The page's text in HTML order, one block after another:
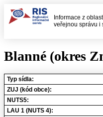
Informace z
veřejnou správu i
Blanné (okres
Typ sídla:
ZUJ (kód obce):
NUTS5:
LAU 1 (NUTS 4):